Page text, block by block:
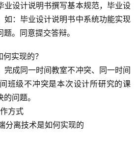
业设计说明书撰写基本规范，毕业设
如：毕业设计说明书中系统功能实现
。同意提交答辩。
实现的？
完成同一时间教室不冲突、同一时间
班级不冲突是本次设计所研究的课
问题。
方式
分离技术是如何实现的